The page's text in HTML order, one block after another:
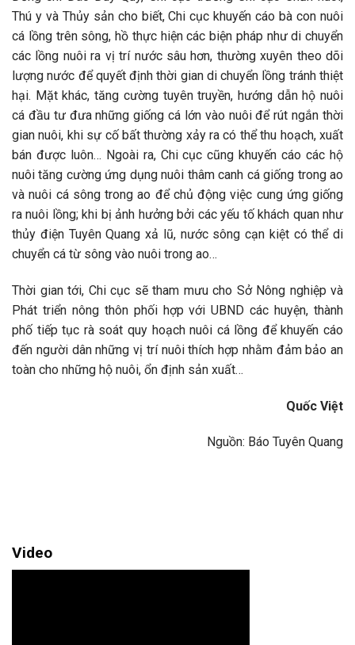
Thú y và Thủy sản cho biết, Chi cục khuyến cáo bà con nuôi
cá lồng trên sông, hồ thực hiện các biện pháp như di chuyển
các lồng nuôi ra vị trí nước sâu hơn, thường xuyên theo dõi
lượng nước để quyết định thời gian di chuyển lồng tránh thiệt
hại. Mặt khác, tăng cường tuyên truyền, hướng dẫn hộ nuôi
cá đầu tư đưa những giống cá lớn vào nuôi để rút ngắn thời
gian nuôi, khi sự cố bất thường xảy ra có thể thu hoạch, xuất
bán được luôn… Ngoài ra, Chi cục cũng khuyến cáo các hộ
nuôi tăng cường ứng dụng nuôi thâm canh cá giống trong ao
và nuôi cá sông trong ao để chủ động việc cung ứng giống
ra nuôi lồng; khi bị ảnh hưởng bởi các yếu tố khách quan như
thủy điện Tuyên Quang xả lũ, nước sông cạn kiệt có thể di
chuyển cá từ sông vào nuôi trong ao…
Thời gian tới, Chi cục sẽ tham mưu cho Sở Nông nghiệp và
Phát triển nông thôn phối hợp với UBND các huyện, thành
phố tiếp tục rà soát quy hoạch nuôi cá lồng để khuyến cáo
đến người dân những vị trí nuôi thích hợp nhằm đảm bảo an
toàn cho những hộ nuôi, ổn định sản xuất…
Quốc Việt
Nguồn: Báo Tuyên Quang
Video